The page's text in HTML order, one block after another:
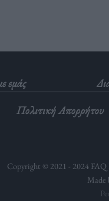
εμάς
Πολιτική Απορρήτου
Copyright © 2021 - 2024
Made